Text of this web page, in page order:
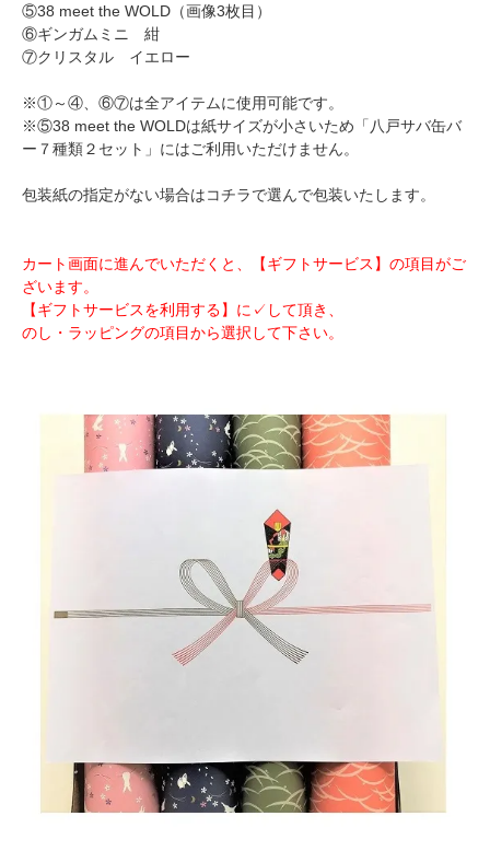
⑤38 meet the WOLD（画像3枚目）
⑥ギンガムミニ 紺
⑦クリスタル イエロー
※①～④、⑥⑦は全アイテムに使用可能です。
※⑤38 meet the WOLDは紙サイズが小さいため「八戸サバ缶バ
ー７種類２セット」にはご利用いただけません。
包装紙の指定がない場合はコチラで選んで包装いたします。
カート画面に進んでいただくと、【ギフトサービス】の項目がご
ざいます。
【ギフトサービスを利用する】に✓して頂き、
のし・ラッピングの項目から選択して下さい。